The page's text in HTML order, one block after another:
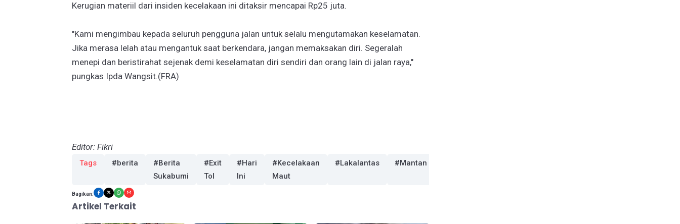
Kerugian materiil dari insiden kecelakaan ini ditaksir mencapai Rp25 juta.
"Kami mengimbau kepada seluruh pengguna jalan untuk selalu mengutamakan keselamatan.
Jika merasa lelah atau mengantuk saat berkendara, jangan memaksakan diri. Segeralah
menepi dan beristirahat sejenak demi keselamatan diri sendiri dan orang lain di jalan raya,"
pungkas Ipda Wangsit.(FRA)
Editor: Fikri
Tags #berita
#Berita
Sukabumi
#Exit
Tol
#Hari
Ini
#Kecelakaan
Maut
#Lakalantas #Mantan
Bagikan:
Artikel Terkait